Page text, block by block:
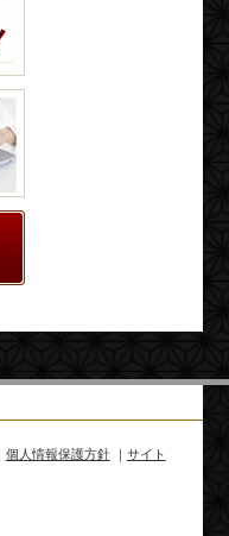
個人情報保護方針｜ サイト